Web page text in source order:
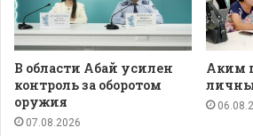
В области Абай усилен
контроль за оборотом
оружия
07.08.2026
Аким